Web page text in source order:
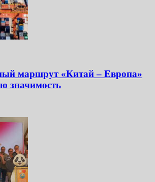
маршрут «Китай – Европа»
значимость